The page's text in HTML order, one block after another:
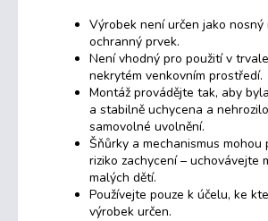
Výrobek není určen jako nosný
ochranný prvek.
Není vhodný pro použití v
nekrytém venkovním prostředí.
Montáž provádějte tak, aby
a stabilně uchycena a
samovolné uvolnění.
Šňůrky a mechanismus
riziko zachycení – uchovávejte
malých dětí.
Používejte pouze k účelu, ke
výrobek určen.